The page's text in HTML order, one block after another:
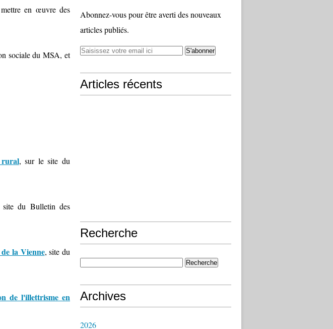
en œuvre des
sociale du MSA, et
, sur le site du
du Bulletin des
la Vienne, site du
de l'illettrisme en
Abonnez-vous pour être averti des nouveaux
articles publiés.
Articles récents
Recherche
Archives
2026